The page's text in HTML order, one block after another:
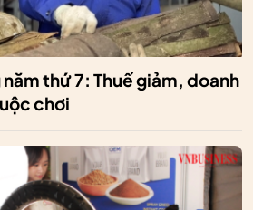
năm thứ 7: Thuế giảm, doanh
chơi